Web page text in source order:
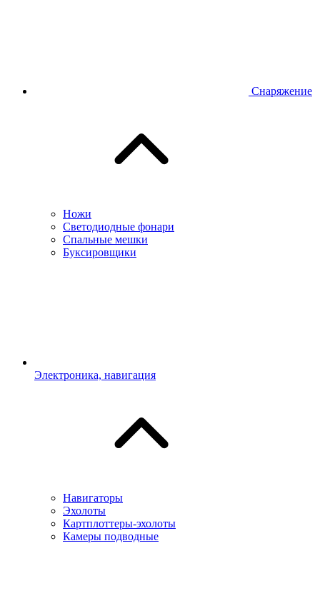
Снаряжение
Ножи
Светодиодные фонари
Спальные мешки
Буксировщики
Электроника, навигация
Навигаторы
Эхолоты
Картплоттеры-эхолоты
Камеры подводные